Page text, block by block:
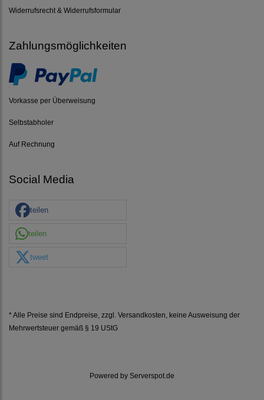
Widerrufsrecht & Widerrufsformular
Zahlungsmöglichkeiten
Vorkasse per Überweisung
Selbstabholer
Auf Rechnung
Social Media
teilen
teilen
tweet
* Alle Preise sind Endpreise, zzgl. Versandkosten , keine Ausweisung der
Mehrwertsteuer gemäß § 19 UStG
Powered by Serverspot.de